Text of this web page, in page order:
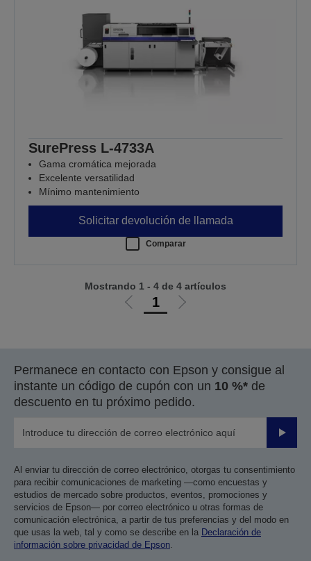
SurePress L-4733A
Gama cromática mejorada
Excelente versatilidad
Mínimo mantenimiento
Solicitar devolución de llamada
Comparar
Ir
anterior
1
Ir
siguiente
Mostrando 1 - 4 de 4 artículos
Permanece en contacto con Epson y consigue al
instante un código de cupón con un 10 %* de
descuento en tu próximo pedido.
Enviar
Al enviar tu dirección de correo electrónico, otorgas tu consentimiento
para recibir comunicaciones de marketing —como encuestas y
estudios de mercado sobre productos, eventos, promociones y
servicios de Epson— por correo electrónico u otras formas de
comunicación electrónica, a partir de tus preferencias y del modo en
que usas la web, tal y como se describe en la Declaración de
información sobre privacidad de Epson